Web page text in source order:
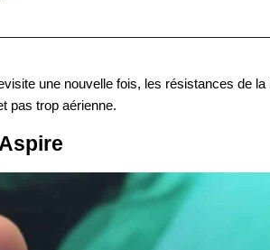
une nouvelle fois, les résistances de
pas trop aérienne.